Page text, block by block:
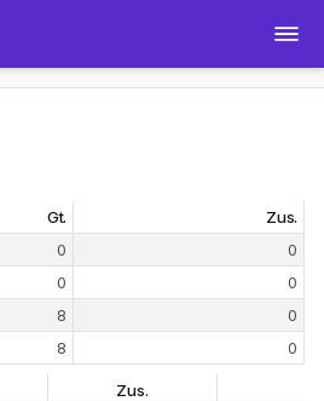
Gt.
Zus.
0
0
0
0
8
0
8 0
Zus.